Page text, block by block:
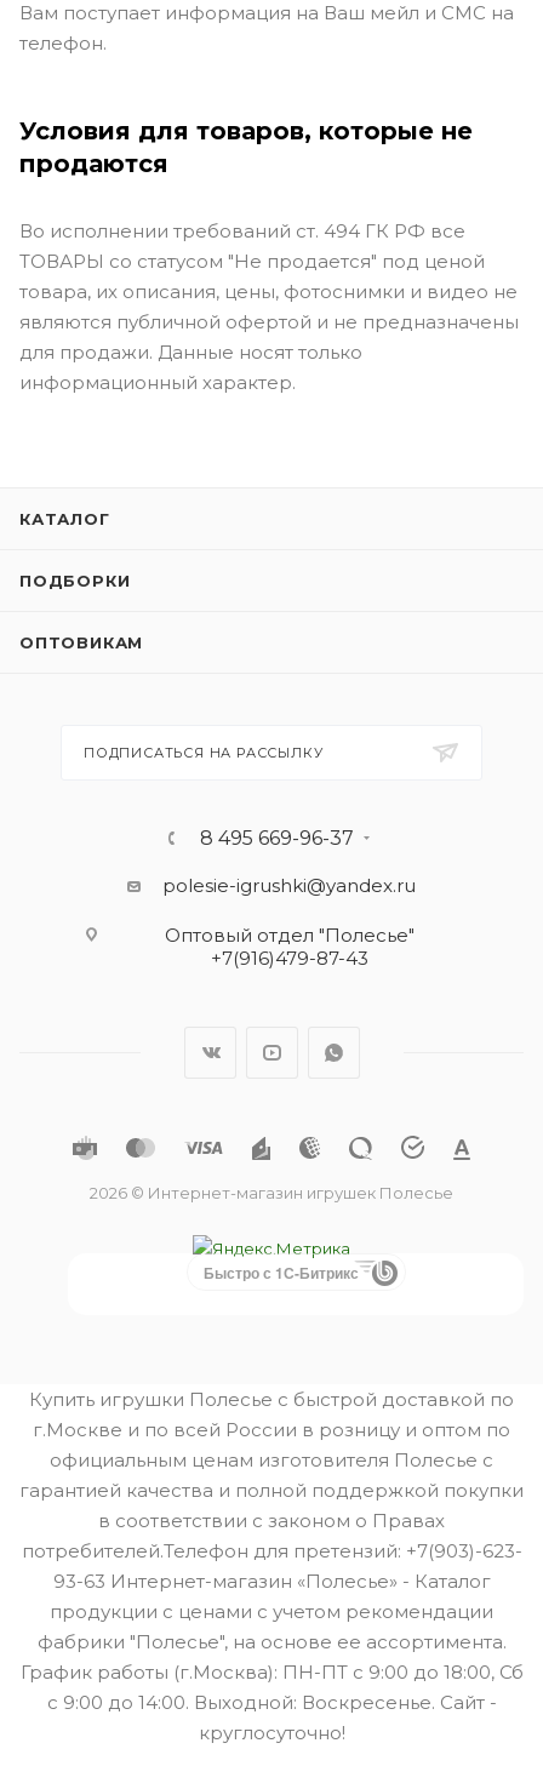
Вам поступает информация на Ваш мейл и СМС на
телефон.
Условия для товаров, которые не
продаются
Во исполнении требований ст. 494 ГК РФ все
ТОВАРЫ со статусом "Не продается" под ценой
товара, их описания, цены, фотоснимки и видео не
являются публичной офертой и не предназначены
для продажи. Данные носят только
информационный характер.
КАТАЛОГ
ПОДБОРКИ
ОПТОВИКАМ
ПОДПИСАТЬСЯ НА РАССЫЛКУ
8 495 669-96-37
polesie-igrushki@yandex.ru
Оптовый отдел "Полесье"
+7(916)479-87-43
2026 © Интернет-магазин игрушек Полесье
Быстро с 1С-Битрикс
Купить игрушки Полесье с быстрой доставкой по
г.Москве и по всей России в розницу и оптом по
официальным ценам изготовителя Полесье с
гарантией качества и полной поддержкой покупки
в соответствии с законом о Правах
потребителей.Телефон для претензий: +7(903)-623-
93-63 Интернет-магазин «Полесье» - Каталог
продукции с ценами с учетом рекомендации
фабрики "Полесье", на основе ее ассортимента.
График работы (г.Москва): ПН-ПТ с 9:00 до 18:00, Сб
с 9:00 до 14:00. Выходной: Воскресенье. Сайт -
круглосуточно!